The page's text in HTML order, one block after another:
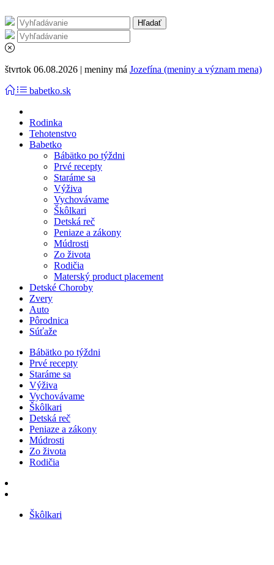
štvrtok 06.08.2026 | meniny má Jozefína (meniny a význam mena)
babetko.sk
Rodinka
Tehotenstvo
Babetko
Bábätko po týždni
Prvé recepty
Staráme sa
Výživa
Vychovávame
Škôlkari
Detská reč
Peniaze a zákony
Múdrosti
Zo života
Rodičia
Materský product placement
Detské Choroby
Zvery
Auto
Pôrodnica
Súťaže
Bábätko po týždni
Prvé recepty
Staráme sa
Výživa
Vychovávame
Škôlkari
Detská reč
Peniaze a zákony
Múdrosti
Zo života
Rodičia
Škôlkari